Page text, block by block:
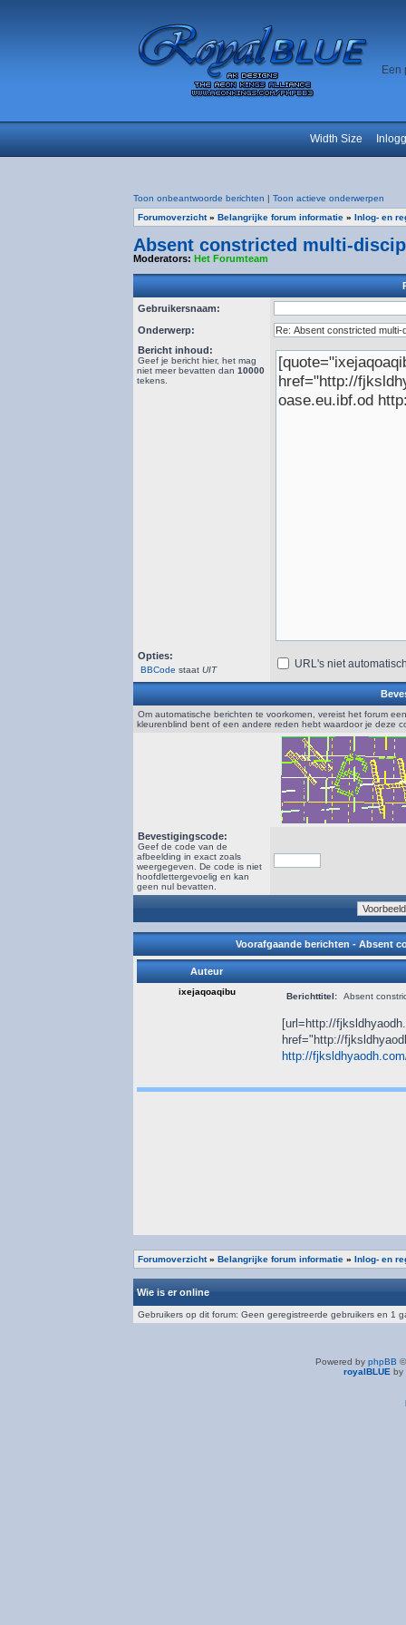
Een
Width Size
Toon onbeantwoorde berichten | Toon actieve onderwerpen
Forumoverzicht» Belangrijke forum informatie » Inlog- en
Absent constricted multi-
Moderators: Het Forumteam
Gebruikersnaam:
Onderwerp:
Bericht inhoud:
Geef je bericht hier, het mag
niet meer bevatten dan 10000
tekens.
Opties:
BBCode staat UIT URL's niet
Om automatische berichten te voorkomen, vereist het forum
kleurenblind bent of een andere reden hebt waardoor je deze
Bevestigingscode:
Geef de code van de
afbeelding in exact zoals
weergegeven. De code is niet
hoofdlettergevoelig en kan
geen nul bevatten.
Voorafgaande berichten - Absent
Auteur
ixejaqoaqibu Berichttitel: Absent
[url=http://
href="http://
http://
Forumoverzicht» Belangrijke forum informatie » Inlog- en
Wie is er online
Gebruikers op dit forum: Geen geregistreerde gebruikers en 1
Powered by phpBB
royalBLUE by